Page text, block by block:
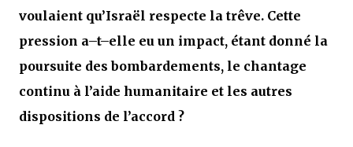
voulaient qu’Israël respecte la trêve. Cette
pression a–t–elle eu un impact, étant donné la
poursuite des bombardements, le chantage
continu à l’aide humanitaire et les autres
dispositions de l’accord ?